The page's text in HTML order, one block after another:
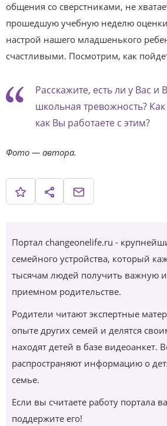
общения со сверстниками, не
прошедшую учебную неделю
настрой нашего младшенького
счастливыми. Посмотрим, как
Расскажите, есть ли у Вас и
школьная тревожность?
как Вы работаете с этим?
Фото — автора.
Портал changeonelife.ru -
семейного устройства, который
тысячам людей получить важную
приемном родительстве.
Родители читают экспертные
опыте других семей и делятся
находят детей в базе видеоанкет.
распространяют информацию о
семье.
Если вы считаете работу портала
поддержите его!